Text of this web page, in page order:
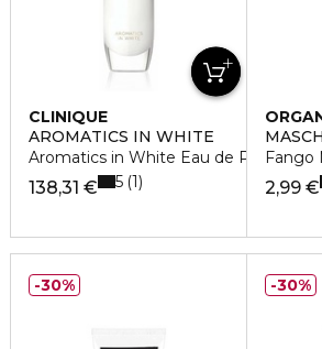
CLINIQUE
AROMATICS IN WHITE
Aromatics in White Eau de Parfum
138,31 € 5 1
Fango
2,99 €
30% 30%